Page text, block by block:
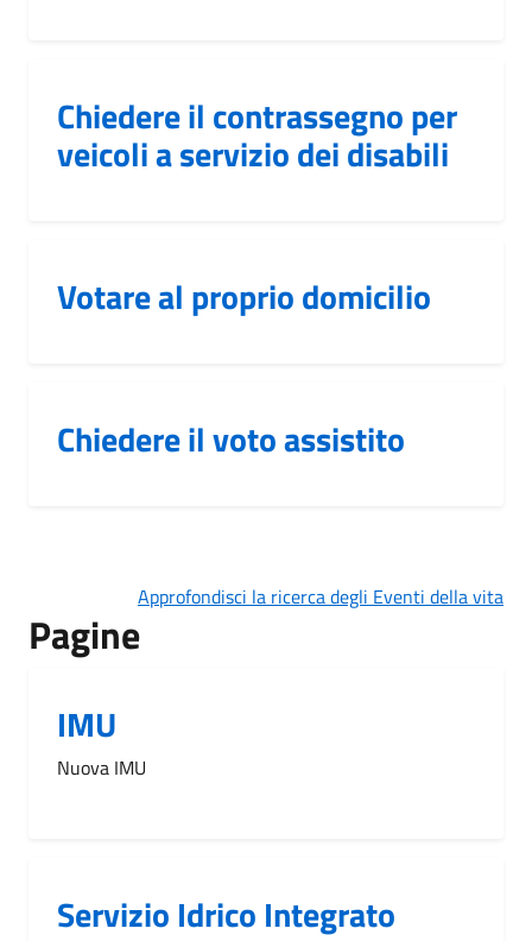
Chiedere il contrassegno per
veicoli a servizio dei disabili
Votare al proprio domicilio
Chiedere il voto assistito
Approfondisci la ricerca degli Eventi della vita
Pagine
IMU
Nuova IMU
Servizio Idrico Integrato